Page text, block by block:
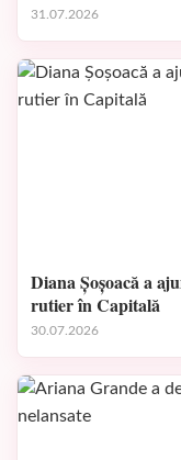
31.07.2026
Diana Șoșoacă a
rutier în Capitală
30.07.2026